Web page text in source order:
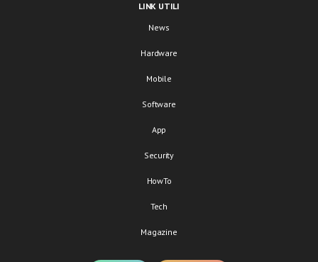
LINK UTILI
News
Hardware
Mobile
Software
App
Security
HowTo
Tech
Magazine